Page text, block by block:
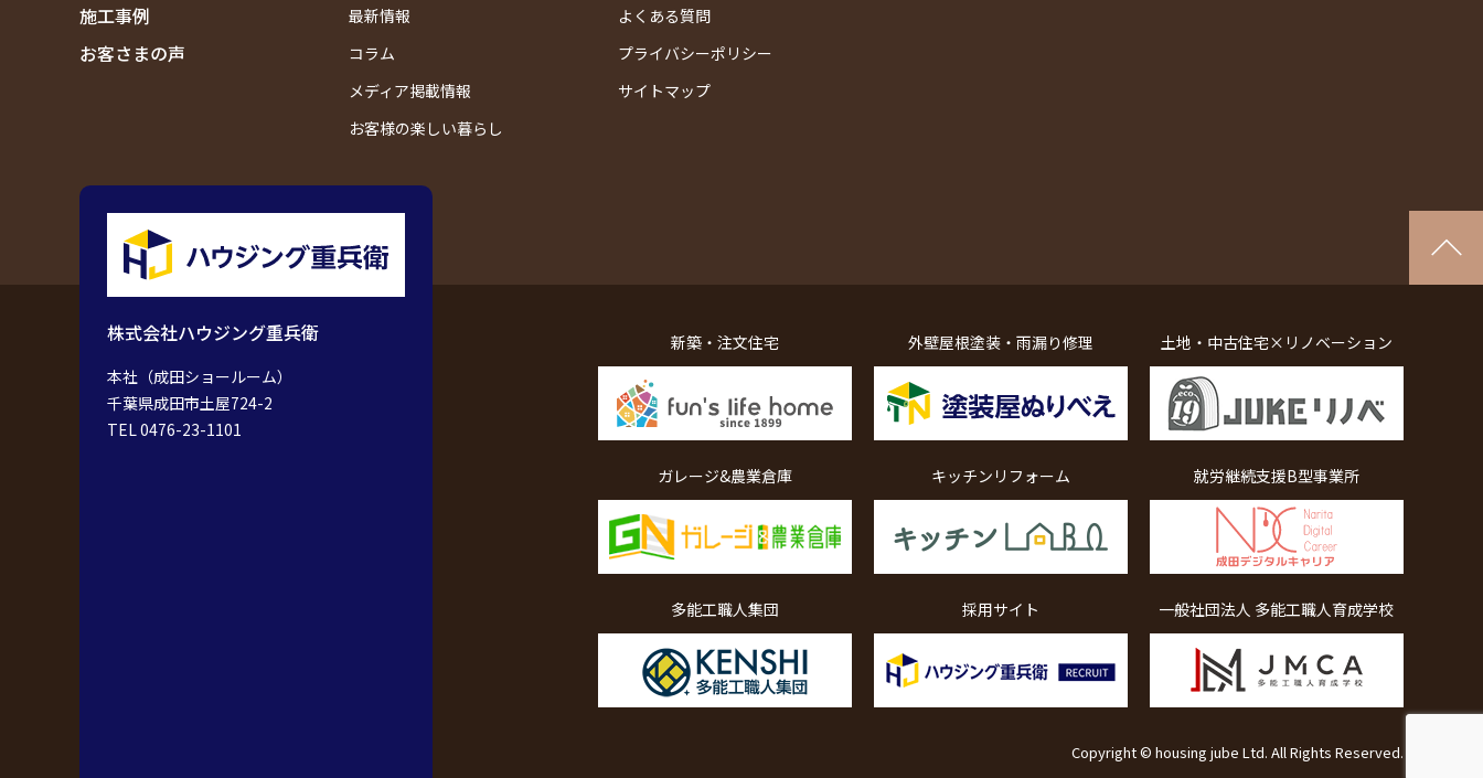
施工事例
お客さまの声
最新情報
コラム
メディア掲載情報
お客様の楽しい暮らし
よくある質問
プライバシーポリシー
サイトマップ
株式会社ハウジング重兵衛
本社（成田ショールーム）
千葉県成田市土屋724-2
TEL 0476-23-1101
新築・注文住宅 外壁屋根塗装・雨漏り修理 土地・中古住宅×リノベーション
ガレージ&農業倉庫 キッチンリフォーム 就労継続支援B型事業所
多能工職人集団 採用サイト 一般社団法人 多能工職人育成学校
Copyright © housing jube Ltd. All Rights Reserved.